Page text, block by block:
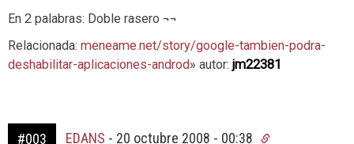
En 2 palabras: Doble rasero ¬¬
Relacionada: meneame.net/story/google-tambien-podra-
deshabilitar-aplicaciones-androd» autor: jm22381
#003 EDANS - 20 octubre 2008 - 00:38